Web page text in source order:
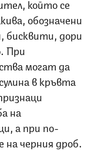
който се
обозначени
бисквити, дори
При
могат да
в кръвта
на
а при по-
на черния дроб.